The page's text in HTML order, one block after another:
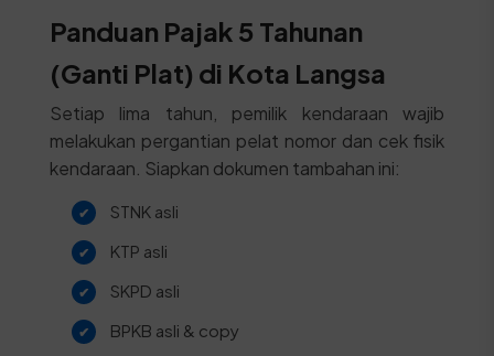
Panduan Pajak 5 Tahunan
(Ganti Plat) di Kota Langsa
Setiap lima tahun, pemilik kendaraan wajib
melakukan pergantian pelat nomor dan cek fisik
kendaraan. Siapkan dokumen tambahan ini:
STNK asli
KTP asli
SKPD asli
BPKB asli & copy